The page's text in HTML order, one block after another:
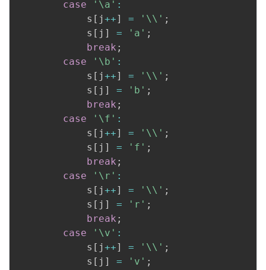
case
'\a' :
            s
[ j ++] = '\\' ;
            s
[ j ] = 'a' ;
break ;
case
'\b' :
            s
[ j ++] = '\\' ;
            s
[ j ] = 'b' ;
break ;
case
'\f' :
            s
[ j ++] = '\\' ;
            s
[ j ] = 'f' ;
break ;
case
'\r' :
            s
[ j ++] = '\\' ;
            s
[ j ] = 'r' ;
break ;
case
'\v' :
            s
[ j ++] = '\\' ;
            s
[ j ] = 'v' ;